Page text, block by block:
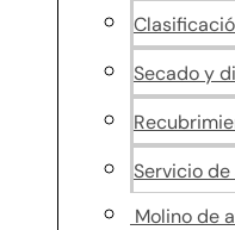
Secado y
Servicio
Molino de